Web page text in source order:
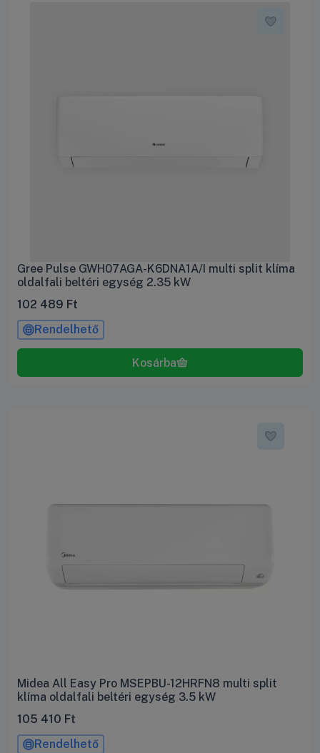
Gree Pulse GWH07AGA-K6DNA1A/I multi split klíma
oldalfali beltéri egység 2.35 kW
102 489 Ft
Rendelhető
Midea All Easy Pro MSEPBU-12HRFN8 multi split
klíma oldalfali beltéri egység 3.5 kW
105 410 Ft
Rendelhető